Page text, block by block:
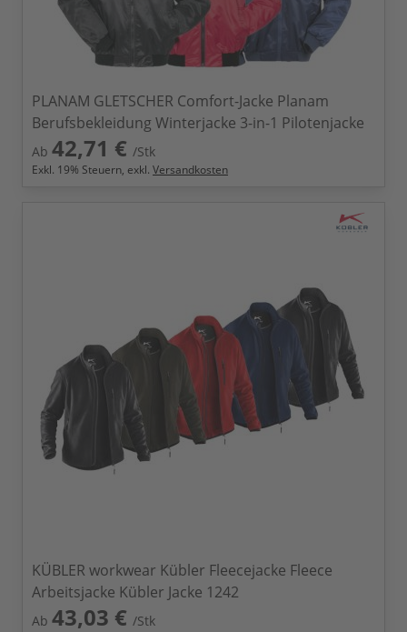
PLANAM GLETSCHER Comfort-Jacke Planam
Berufsbekleidung Winterjacke 3-in-1 Pilotenjacke
Ab 42,71 € /Stk
Exkl. 19% Steuern, exkl. Versandkosten
KÜBLER workwear Kübler Fleecejacke Fleece
Arbeitsjacke Kübler Jacke 1242
Ab 43,03 € /Stk